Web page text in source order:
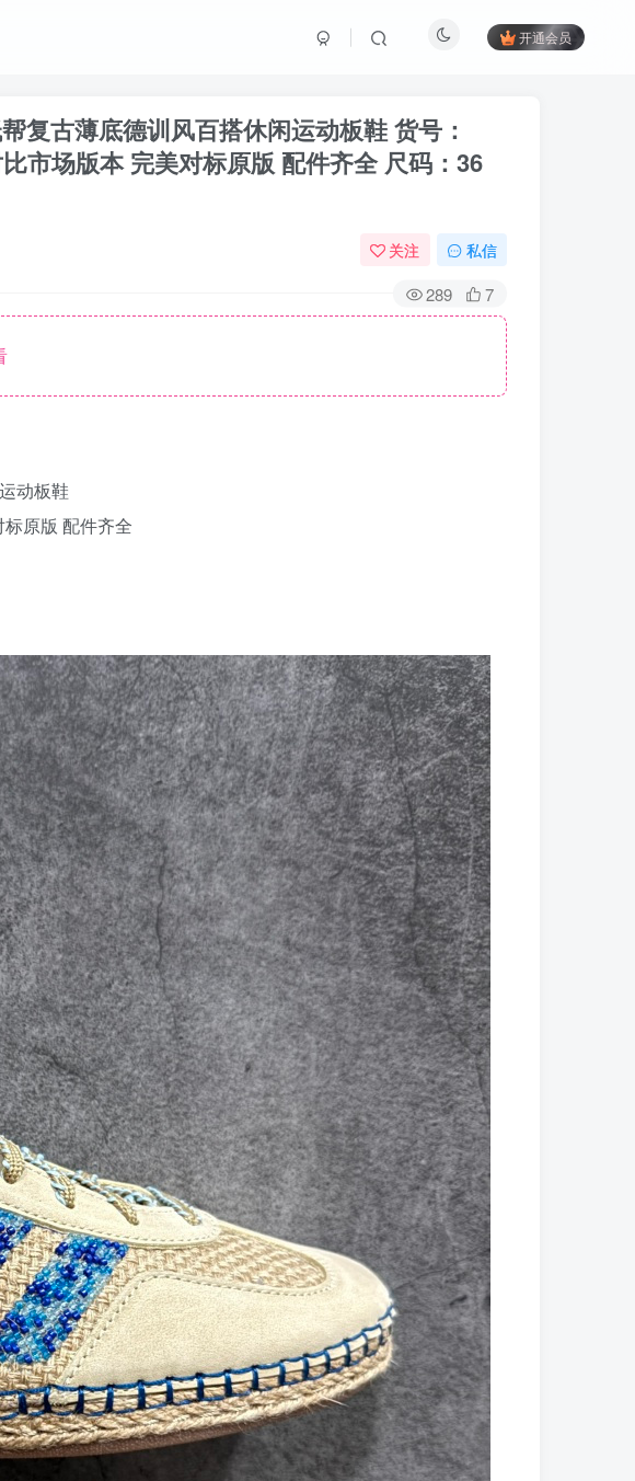
开通会员
复古薄底德训风百搭休闲运动板鞋 货号：
市场版本 完美对标原版 配件齐全 尺码：36
关注 私信
289 7
动板鞋
原版 配件齐全